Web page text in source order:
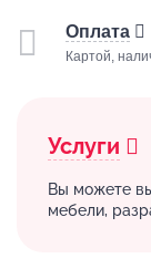
Оплата
Картой,
Услуги
Вы можете
мебели,